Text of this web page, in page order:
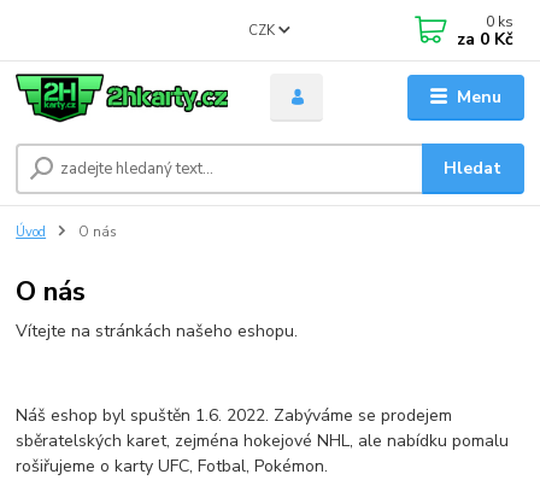
Menu
CZK
Hledat
0 ks
za 0 Kč
Úvod O nás
O nás
Vítejte na stránkách našeho eshopu.
Náš eshop byl spuštěn 1.6. 2022. Zabýváme se prodejem
sběratelských karet, zejména hokejové NHL, ale nabídku pomalu
rošiřujeme o karty UFC, Fotbal, Pokémon.